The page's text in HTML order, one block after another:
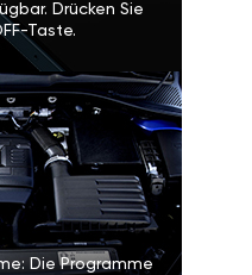
Drücken Sie
Taste.
Die Programme